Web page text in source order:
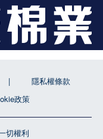
切權利
隱私權條款
政策